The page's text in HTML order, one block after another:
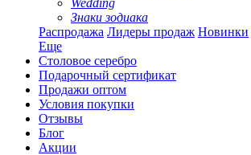
Wedding
Знаки зодиака
Распродажа Лидеры продаж Новинки
Еще
Столовое серебро
Подарочный сертификат
Продажи оптом
Условия покупки
Отзывы
Блог
Акции